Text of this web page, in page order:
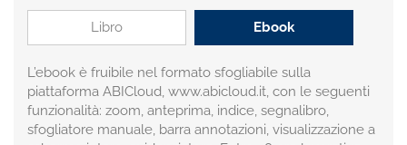
Libro Ebook
L’ebook è fruibile nel formato sfogliabile sulla
piattaforma ABICloud, www.abicloud.it, con le seguenti
funzionalità: zoom, anteprima, indice, segnalibro,
sfogliatore manuale, barra annotazioni, visualizzazione a